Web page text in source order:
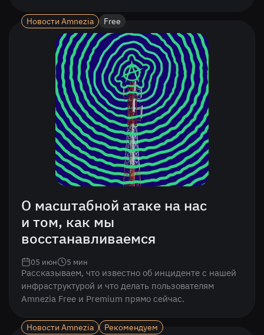
Новости Amnezia Free
О масштабной атаке на нас
и том, как мы
восстанавливаемся
Рассказываем, что известно об инциденте с нашей
инфраструктурой и что делать пользователям
Amnezia Free и Premium прямо сейчас.
05 июн 5 мин
Новости Amnezia Рекомендуем